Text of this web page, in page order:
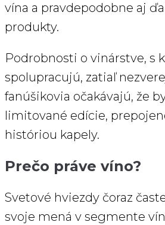
vína a pravdepodobne aj
produkty.
Podrobnosti o vinárstve, s
spolupracujú, zatiaľ
fanúšikovia očakávajú, že
limitované edície,
históriou kapely.
Prečo práve víno?
Svetové hviezdy čoraz
svoje mená v segmente